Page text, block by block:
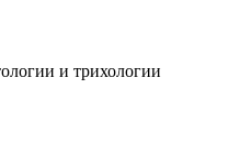
и трихологии